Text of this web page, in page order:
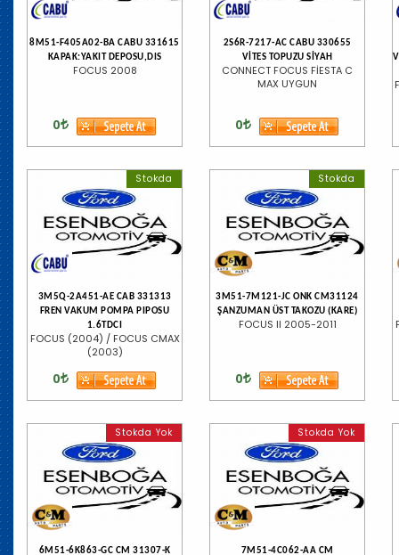
8M51-F405A02-BA CABU 331615
KAPAK:YAKIT DEPOSU,DIS
FOCUS 2008
0
2S6R-7217-AC CABU 330655
VİTES TOPUZU SİYAH
CONNECT FOCUS FİESTA C
MAX UYGUN
0
Stokda
3M5Q-2A451-AE CAB 331313
FREN VAKUM POMPA PIPOSU
1.6TDCI
FOCUS (2004) / FOCUS CMAX
(2003)
0
Stokda
3M51-7M121-JC ONK CM31124
ŞANZUMAN ÜST TAKOZU (KARE)
FOCUS II 2005-2011
0
Stokda Yok
6M51-6K863-GC CM 31307-K
Stokda Yok
7M51-4C062-AA CM